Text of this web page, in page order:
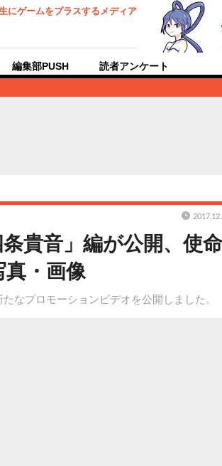
にゲームをプラスするメディア
編集部PUSH 読者アンケート
貴音」編が公開、使
・画像
なプロモーションビデオを公開しました。